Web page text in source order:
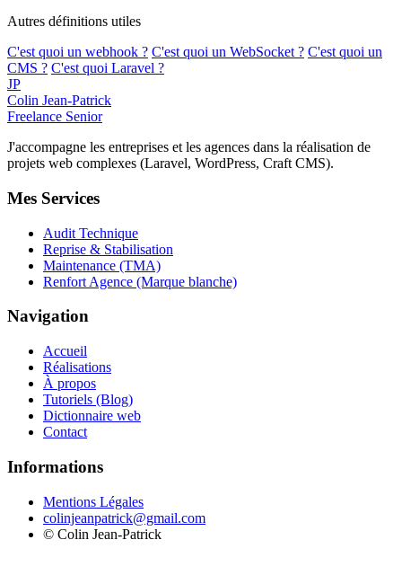
Autres définitions utiles
C'est quoi un webhook ? C'est quoi un WebSocket ? C'est quoi un
CMS ? C'est quoi Laravel ?
JP
Colin Jean-Patrick
Freelance Senior
J'accompagne les entreprises et les agences dans la réalisation de
projets web complexes (Laravel, WordPress, Craft CMS).
Mes Services
Audit Technique
Reprise & Stabilisation
Maintenance (TMA)
Renfort Agence (Marque blanche)
Navigation
Accueil
Réalisations
À propos
Tutoriels (Blog)
Dictionnaire web
Contact
Informations
Mentions Légales
colinjeanpatrick@gmail.com
© Colin Jean-Patrick